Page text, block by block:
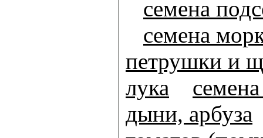
семена
семена
петрушки и
лука
дыни, арбуза